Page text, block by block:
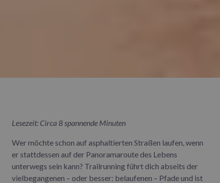
Lesezeit: Circa 8 spannende Minuten
Wer möchte schon auf asphaltierten Straßen laufen, wenn
er stattdessen auf der Panoramaroute des Lebens
unterwegs sein kann? Trailrunning führt dich abseits der
vielbegangenen – oder besser: belaufenen – Pfade und ist